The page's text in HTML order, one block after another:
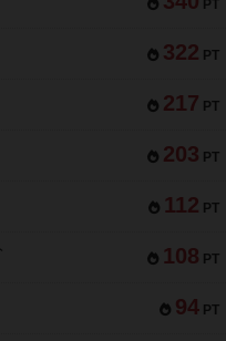
PT
322 PT
217 PT
203 PT
112 PT
108 PT
94 PT